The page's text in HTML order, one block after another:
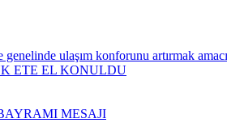
ulaşım konforunu artırmak amacıyla
ETE EL KONULDU
MESAJI